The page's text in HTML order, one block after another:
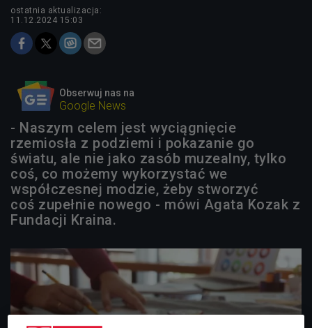
ostatnia aktualizacja:
11.12.2024 15:03
Obserwuj nas na
Google News
- Naszym celem jest wyciągnięcie
rzemiosła z podziemi i pokazanie go
światu, ale nie jako zasób muzealny, tylko
coś, co możemy wykorzystać we
współczesnej modzie, żeby stworzyć
coś zupełnie nowego - mówi Agata Kozak z
Fundacji Kraina.